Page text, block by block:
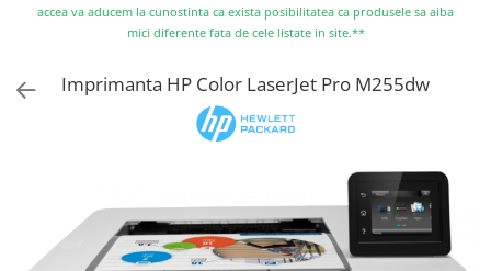
Imprimante etichete
Scanere
Piese schimb
Plottere
accea va aducem la cunostinta ca exista posibilitatea ca produsele sa aiba
mici diferente fata de cele listate in site.**
Imprimanta HP Color LaserJet Pro M255dw